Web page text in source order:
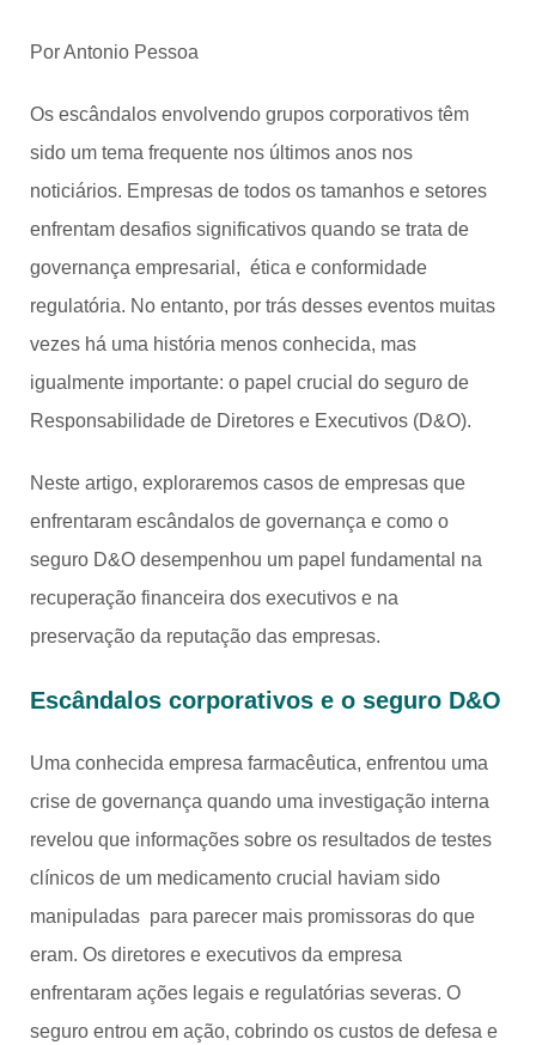
Por Antonio Pessoa
Os escândalos envolvendo grupos corporativos têm
sido um tema frequente nos últimos anos nos
noticiários. Empresas de todos os tamanhos e setores
enfrentam desafios significativos quando se trata de
governança empresarial, ética e conformidade
regulatória. No entanto, por trás desses eventos muitas
vezes há uma história menos conhecida, mas
igualmente importante: o papel crucial do seguro de
Responsabilidade de Diretores e Executivos (D&O).
Neste artigo, exploraremos casos de empresas que
enfrentaram escândalos de governança e como o
seguro D&O desempenhou um papel fundamental na
recuperação financeira dos executivos e na
preservação da reputação das empresas.
Escândalos corporativos e o seguro D&O
Uma conhecida empresa farmacêutica, enfrentou uma
crise de governança quando uma investigação interna
revelou que informações sobre os resultados de testes
clínicos de um medicamento crucial haviam sido
manipuladas para parecer mais promissoras do que
eram. Os diretores e executivos da empresa
enfrentaram ações legais e regulatórias severas. O
seguro entrou em ação, cobrindo os custos de defesa e